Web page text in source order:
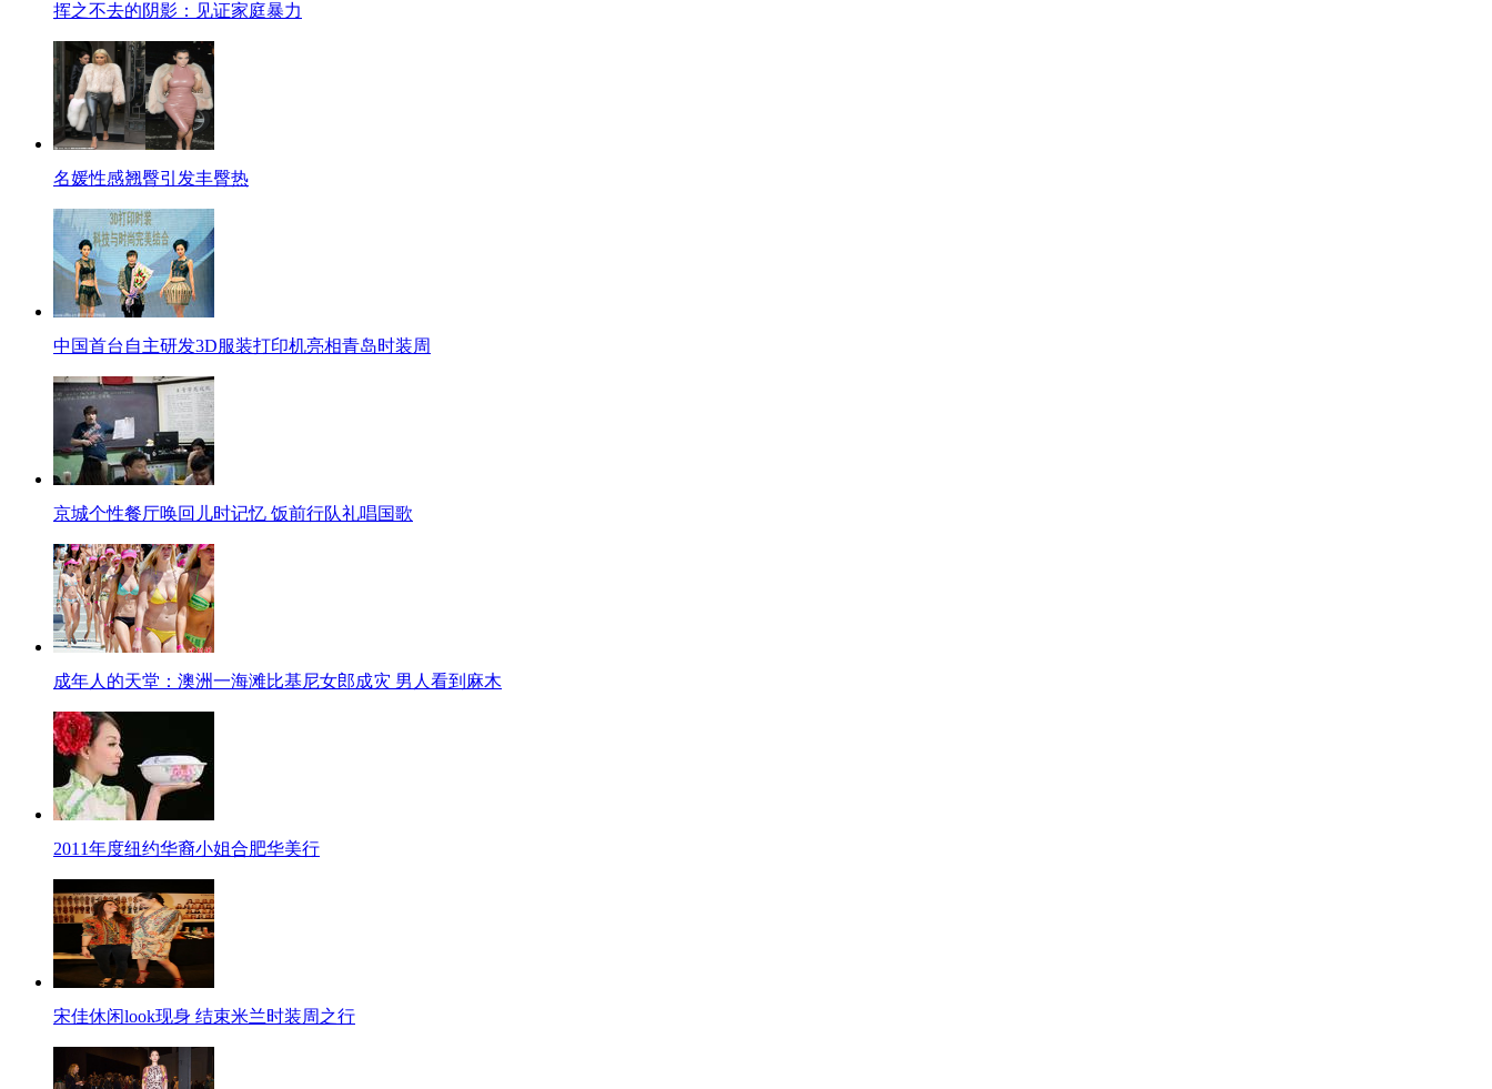
挥之不去的阴影：见证家庭暴力
名媛性感翘臀引发丰臀热
中国首台自主研发3D服装打印机亮相青岛时装周
京城个性餐厅唤回儿时记忆 饭前行队礼唱国歌
成年人的天堂：澳洲一海滩比基尼女郎成灾 男人看到麻木
2011年度纽约华裔小姐合肥华美行
宋佳休闲look现身 结束米兰时装周之行